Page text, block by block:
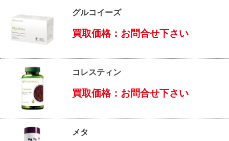
グルコイーズ
買取価格：お問合せ下さい
コレスティン
買取価格：お問合せ下さい
メタ